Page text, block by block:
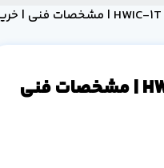
قیمت کارت ماژول سیسکو HWIC-1T | مشخصات فنی